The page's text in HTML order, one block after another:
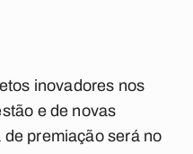
inovadores nos
e de novas
premiação será no